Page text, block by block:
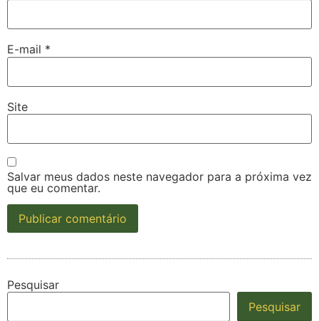
E-mail *
Site
Salvar meus dados neste navegador para a próxima vez
que eu comentar.
Pesquisar
Pesquisar